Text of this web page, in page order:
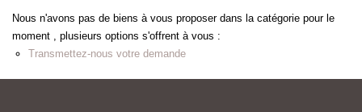
Nous n'avons pas de biens à vous proposer dans la catégorie pour le
moment , plusieurs options s'offrent à vous :
Transmettez-nous votre demande